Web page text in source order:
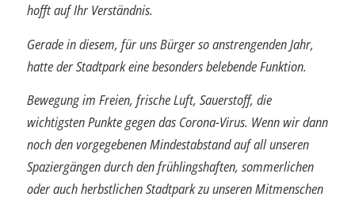
hofft auf Ihr Verständnis.
Gerade in diesem, für uns Bürger so anstrengenden Jahr,
hatte der Stadtpark eine be­sonders belebende Funktion.
Bewegung im Freien, frische Luft, Sauerstoff, die
wichtigsten Punkte gegen das Corona-Virus. Wenn wir dann
noch den vorgegebenen Mindestabstand auf all unseren
Spazier­gängen durch den frühlingshaften, sommerlichen
oder auch herbstlichen Stadtpark zu unseren Mitmenschen